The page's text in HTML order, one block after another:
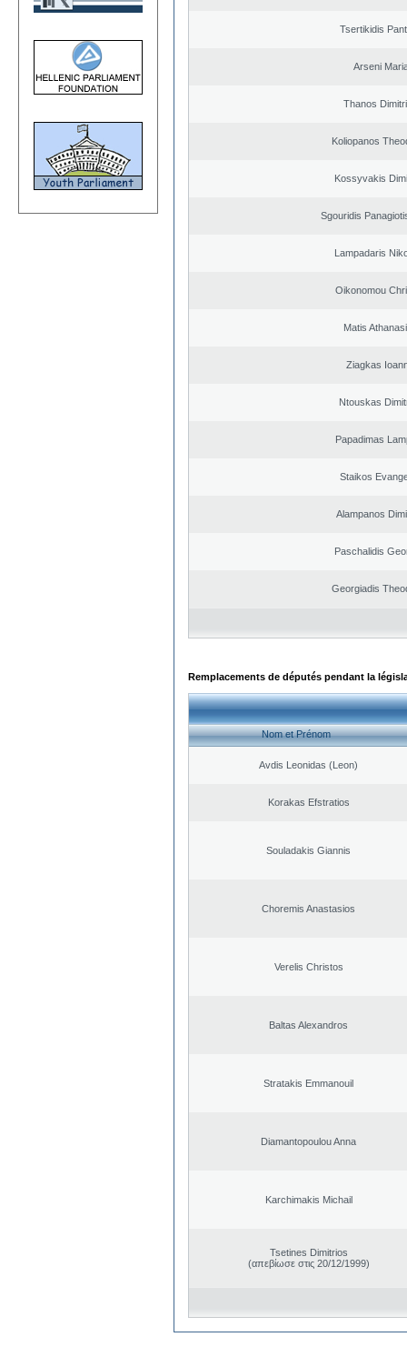
Tsertikidis
Arseni
Thanos
Koliopanos
Kossyvakis
Sgouridis
Lampadaris
Oikonomou
Matis
Ziagkas
Ntouskas
Papadimas
Staikos
Alampanos
Paschalidis
Georgiadis
Remplacements de députés pendant la
Nom et Prénom
Avdis Leonidas (Leon)
Korakas Efstratios
Souladakis Giannis
Choremis Anastasios
Verelis Christos
Baltas Alexandros
Stratakis Emmanouil
Diamantopoulou Anna
Karchimakis Michail
Tsetines Dimitrios
(απεβίωσε στις 20/12/1999)